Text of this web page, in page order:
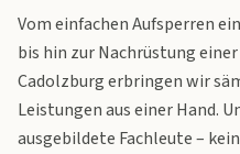
Vom einfachen Aufsperren
bis hin zur Nachrüstung
Cadolzburg erbringen wir
Leistungen aus einer Hand.
ausgebildete Fachleute –